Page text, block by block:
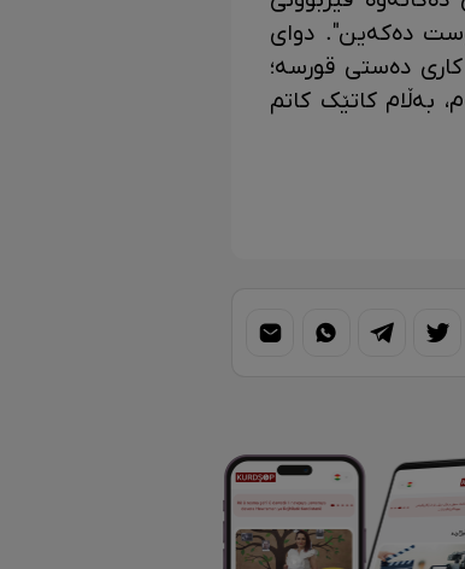
دەکەین". دوای
دەستی قورسە؛
بەڵام کاتێک کاتم